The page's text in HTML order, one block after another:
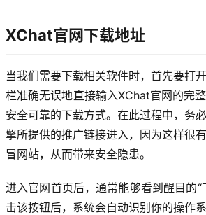
XChat官网下载地址
当我们需要下载相关软件时，首先要打
栏准确无误地直接输入XChat官网的完
安全可靠的下载方式。在此过程中，务
擎所提供的推广链接进入，因为这样很
冒网站，从而带来安全隐患。
进入官网首页后，通常能够看到醒目的“
击该按钮后，系统会自动识别你的操作